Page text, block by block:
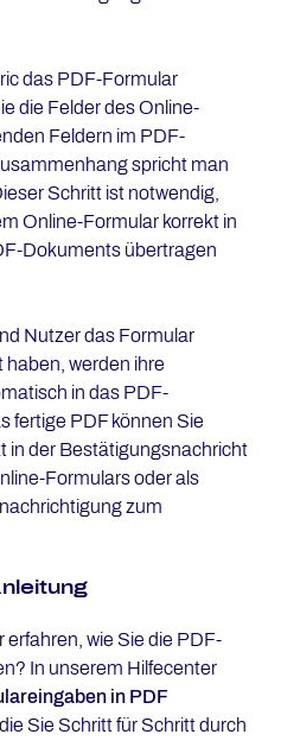
das PDF-Formular
die Felder des Online-
Feldern im PDF-
spricht man
Schritt ist notwendig,
Online-Formular korrekt in
Dokuments übertragen
Nutzer das Formular
werden ihre
in das PDF-
fertige PDF können Sie
in der Bestätigungsnachricht
Formulars oder als
zum
wie Sie die PDF-
In unserem Hilfecenter
in PDF
Sie Schritt für Schritt durch